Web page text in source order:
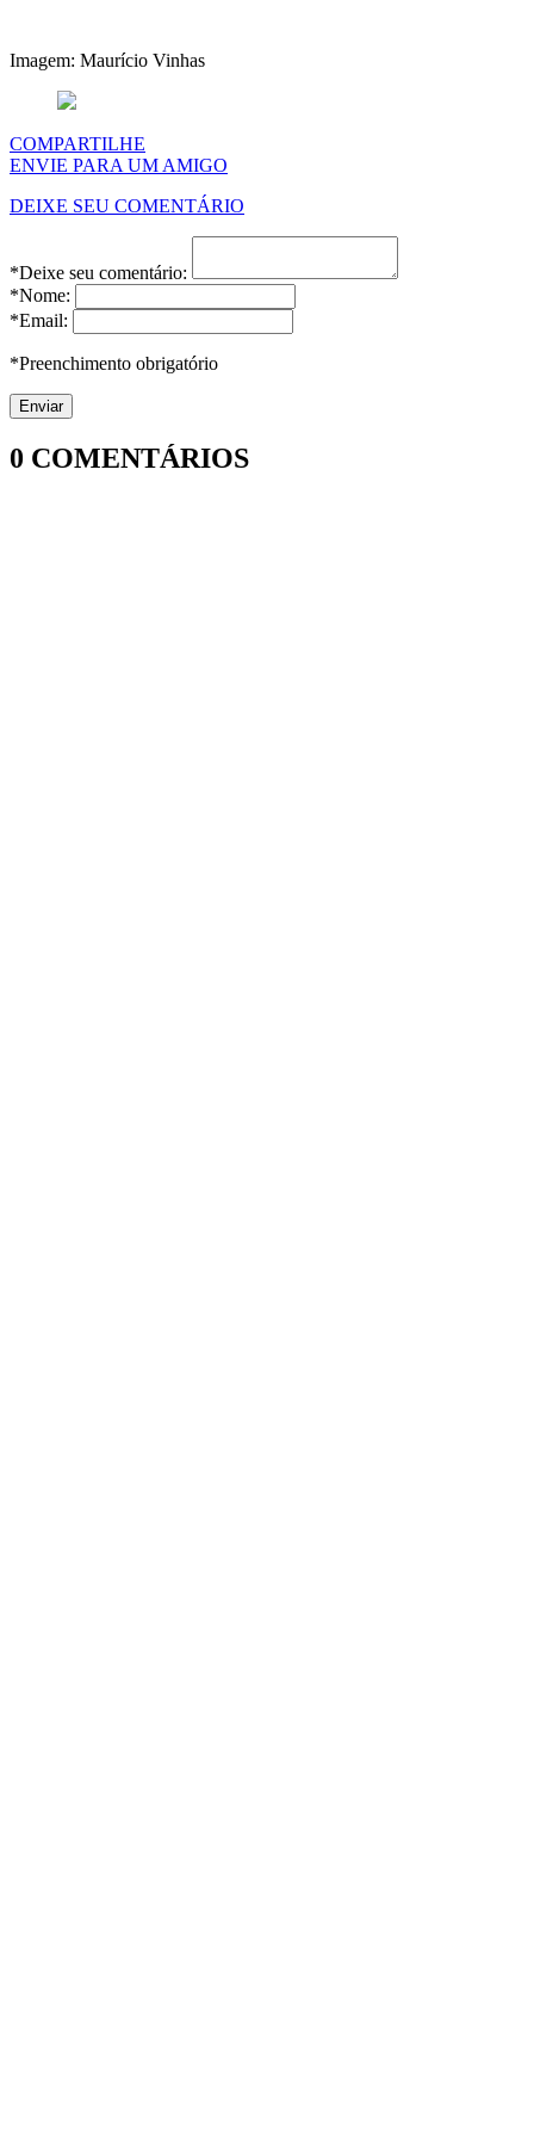
Imagem: Maurício Vinhas
COMPARTILHE
ENVIE PARA UM AMIGO
DEIXE SEU COMENTÁRIO
*Deixe seu comentário:
*Nome:
*Email:
*Preenchimento obrigatório
0 COMENTÁRIOS